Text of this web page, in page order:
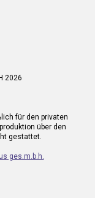
2026
für den privaten
über den
gestattet.
ges.m.b.h.